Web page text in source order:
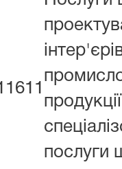
послуги